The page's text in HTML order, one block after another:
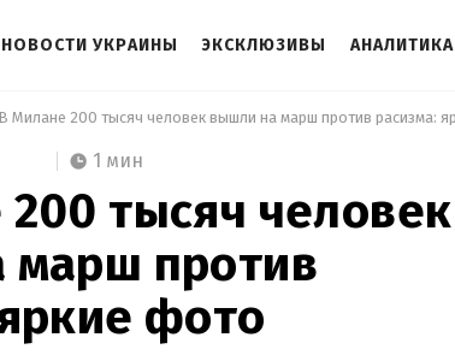
НОВОСТИ УКРАИНЫ ЭКСКЛЮЗИВЫ АНАЛИТИКА
1 мин
тысяч человек
против
фото